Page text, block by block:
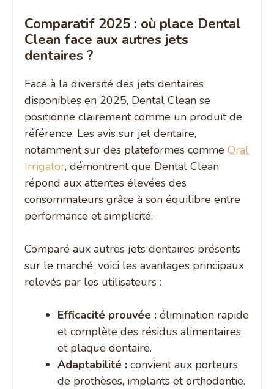
Comparatif 2025 : où place Dental
Clean face aux autres jets
dentaires ?
Face à la diversité des jets dentaires
disponibles en 2025, Dental Clean se
positionne clairement comme un produit de
référence. Les avis sur jet dentaire,
notamment sur des plateformes commeOral
Irrigator, démontrent que Dental Clean
répond aux attentes élevées des
consommateurs grâce à son équilibre entre
performance et simplicité.
Comparé aux autres jets dentaires présents
sur le marché, voici les avantages principaux
relevés par les utilisateurs :
Efficacité prouvée : élimination rapide
et complète des résidus alimentaires
et plaque dentaire.
Adaptabilité : convient aux porteurs
de prothèses, implants et orthodontie.